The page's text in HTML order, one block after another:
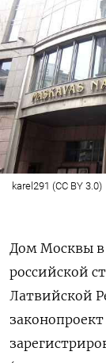
karel291 (CC BY 3.0)
Дом Москвы
российской
Латвийской